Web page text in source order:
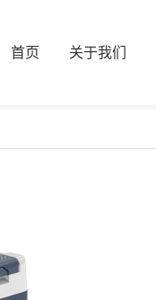
首页 关于我们